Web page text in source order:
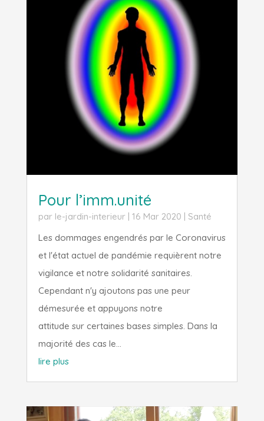
Pour l’imm.unité
par le-jardin-interieur| 16 Mar 2020
Santé
Les dommages engendrés par le Coronavirus
et l'état actuel de pandémie requièrent notre
vigilance et notre solidarité sanitaires.
Cependant n'y ajoutons pas une peur
démesurée et appuyons notre
attitude sur certaines bases simples. Dans la
majorité des cas le...
lire plus